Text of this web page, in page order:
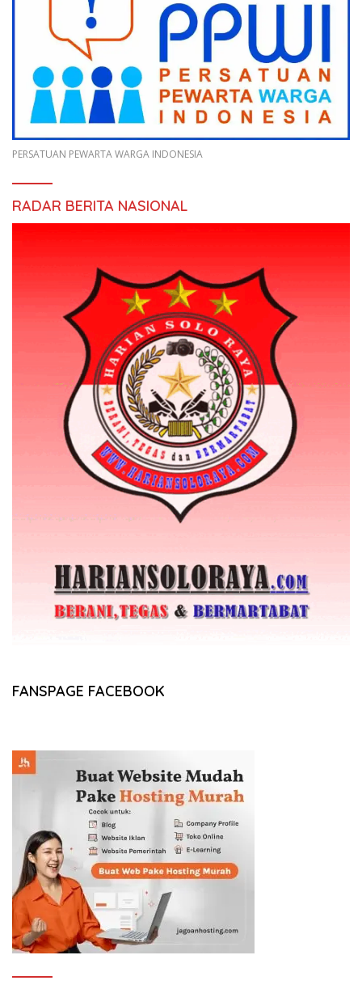
PERSATUAN PEWARTA WARGA INDONESIA
RADAR BERITA NASIONAL
FANSPAGE FACEBOOK